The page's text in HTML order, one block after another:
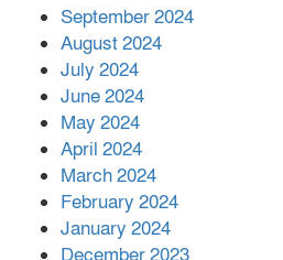
সহায়তা
September 2024
August 2024
July 2024
June 2024
May 2024
April 2024
March 2024
February 2024
January 2024
December 2023